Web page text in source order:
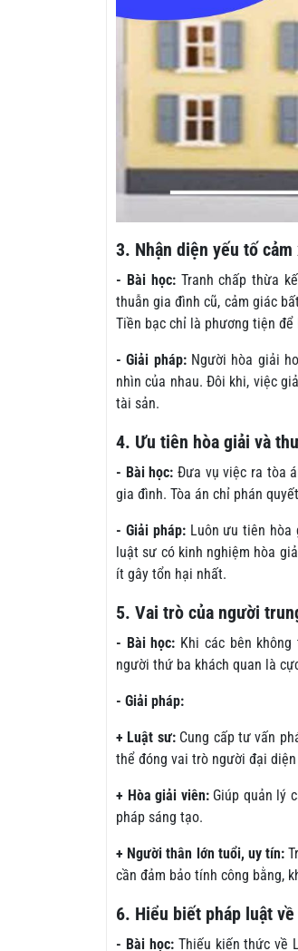
3. Nhận diện yếu tố
- Bài học:Tranh chấp thừa
thuẫn gia đình cũ, cảm giác
Tiền bạc chỉ là phương tiện
- Giải pháp:Người hòa giải
nhìn của nhau. Đôi khi, việc
tài sản.
4. Ưu tiên hòa giải và
- Bài học: Đưa vụ việc ra tòa
gia đình. Tòa án chỉ phán
- Giải pháp:Luôn ưu tiên hòa
luật sư có kinh nghiệm hòa
ít gây tổn hại nhất.
5. Vai trò của người
- Bài học: Khi các bên
người thứ ba khách quan là
- Giải pháp:
+ Luật sư:Cung cấp tư vấn
thể đóng vai trò người đại
+ Hòa giải viên:Giúp quản lý
pháp sáng tạo.
+ Người thân lớn tuổi, uy tín:
cần đảm bảo tính công bằng,
6. Hiểu biết pháp luật
- Bài học:Thiếu kiến thức về